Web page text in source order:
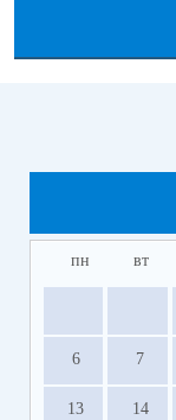
пн вт
6 7
13 14